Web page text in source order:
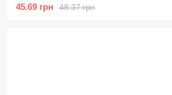
48.37 грн
45.69 грн